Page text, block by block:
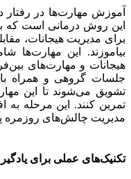
آموزش مهارت‌ها در رفتار
این روش درمانی است که
برای مدیریت هیجانات،
بیاموزند. این مهارت‌ها
هیجانات و مهارت‌های
جلسات گروهی و همراه
تشویق می‌شوند تا این
تمرین کنند. این مرحله به
مدیریت چالش‌های روزمره
تکنیک‌های عملی برای